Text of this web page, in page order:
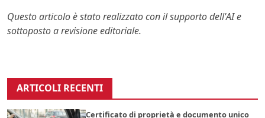
Questo articolo è stato realizzato con il supporto dell'AI e
sottoposto a revisione editoriale.
ARTICOLI RECENTI
Certificato di proprietà e documento unico